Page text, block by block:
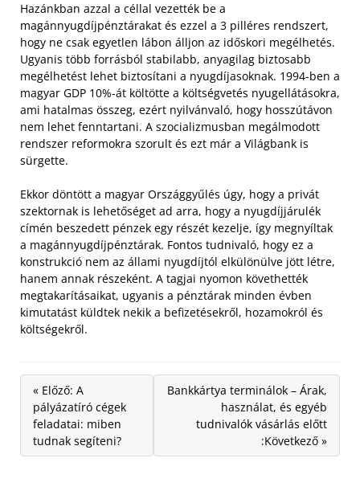
Hazánkban azzal a céllal vezették be a
magánnyugdíjpénztárakat és ezzel a 3 pilléres rendszert,
hogy ne csak egyetlen lábon álljon az időskori megélhetés.
Ugyanis több forrásból stabilabb, anyagilag biztosabb
megélhetést lehet biztosítani a nyugdíjasoknak. 1994-ben a
magyar GDP 10%-át költötte a költségvetés nyugellátásokra,
ami hatalmas összeg, ezért nyilvánvaló, hogy hosszútávon
nem lehet fenntartani. A szocializmusban megálmodott
rendszer reformokra szorult és ezt már a Világbank is
sürgette.
Ekkor döntött a magyar Országgyűlés úgy, hogy a privát
szektornak is lehetőséget ad arra, hogy a nyugdíjjárulék
címén beszedett pénzek egy részét kezelje, így megnyíltak
a magánnyugdíjpénztárak. Fontos tudnivaló, hogy ez a
konstrukció nem az állami nyugdíjtól elkülönülve jött létre,
hanem annak részeként. A tagjai nyomon követhették
megtakarításaikat, ugyanis a pénztárak minden évben
kimutatást küldtek nekik a befizetésekről, hozamokról és
költségekről.
« Előző: A
pályázatíró cégek
feladatai: miben
tudnak segíteni?
Bankkártya terminálok – Árak,
használat, és egyéb
tudnivalók vásárlás előtt
:Következő »